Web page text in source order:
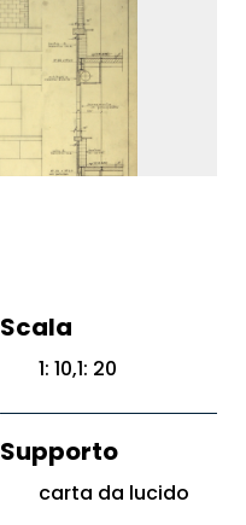
Scala
1: 10,1: 20
Supporto
carta da lucido